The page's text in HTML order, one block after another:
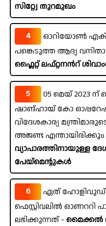
സിറ്റ്വേ തുറമുഖം
4
ഓറിയോൺ
പങ്കെടുത്ത ആദ്യ വനിതാ
ഫ്ലൈറ്റ് ലഫ്റ്റനൻറ്
5
05 മെയ് 2023
ഷാങ്ഹായ് കോ
വിദേശകാര്യ
അജണ്ട എന്തായിരിക്കും
വ്യാപാരത്തിനായുള്ള
പേയ്‌മെന്റുകൾ
6
ഏത് ഹോളിവുഡ്
ഫെസ്റ്റിവലിൽ ഓണററി
ലഭിക്കുന്നത് - മൈക്കൽ